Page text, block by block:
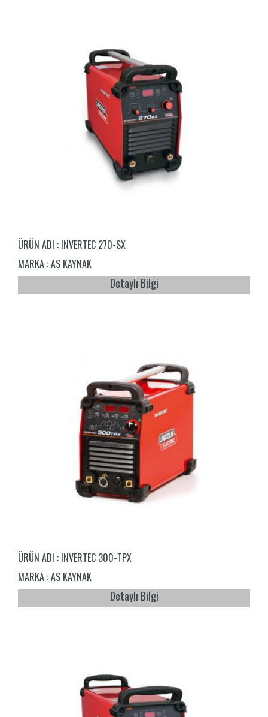
ÜRÜN ADI : INVERTEC 270-SX
MARKA :AS KAYNAK
Detaylı Bilgi
ÜRÜN ADI : INVERTEC 300-TPX
MARKA :AS KAYNAK
Detaylı Bilgi